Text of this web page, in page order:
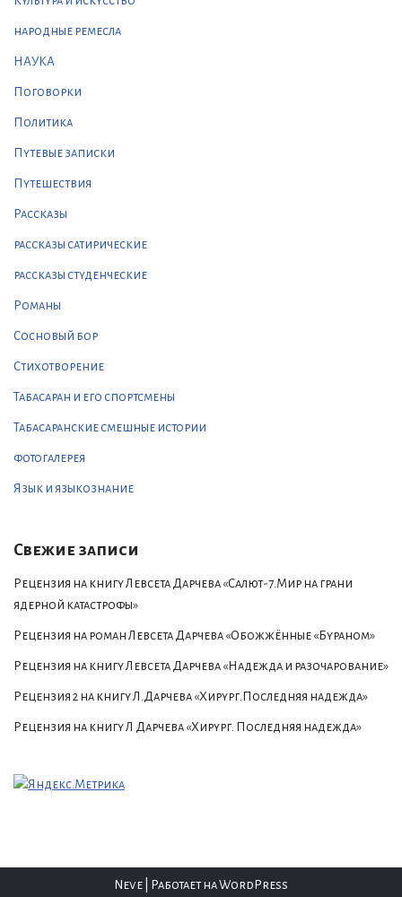
народные ремесла
НАУКА
Поговорки
Политика
Путевые записки
Путешествия
Рассказы
рассказы сатирические
рассказы студенческие
Романы
Сосновый бор
Стихотворение
Табасаран и его спортсмены
Табасаранские смешные истории
фотогалерея
Язык и языкознание
Свежие записи
Рецензия на книгу Левсета Дарчева «Салют-7.Мир на грани
ядерной катастрофы»
Рецензия на роман Левсета Дарчева «Обожжённые «Бураном»
Рецензия на книгу Левсета Дарчева «Надежда и разочарование»
Рецензия 2 на книгу Л.Дарчева «Хирург.Последняя надежда»
Рецензия на книгу Л Дарчева «Хирург. Последняя надежда»
Neve | Работает наWordPress